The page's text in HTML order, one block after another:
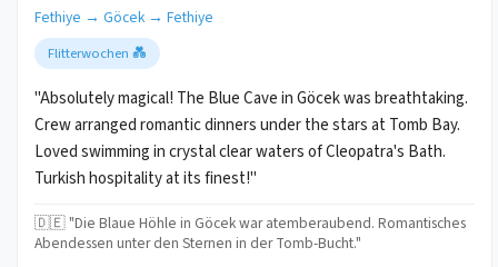
Fethiye → Göcek → Fethiye
Flitterwochen 💑
"Absolutely magical! The Blue Cave in Göcek was breathtaking.
Crew arranged romantic dinners under the stars at Tomb Bay.
Loved swimming in crystal clear waters of Cleopatra's Bath.
Turkish hospitality at its finest!"
🇩🇪 "Die Blaue Höhle in Göcek war atemberaubend. Romantisches
Abendessen unter den Sternen in der Tomb-Bucht."